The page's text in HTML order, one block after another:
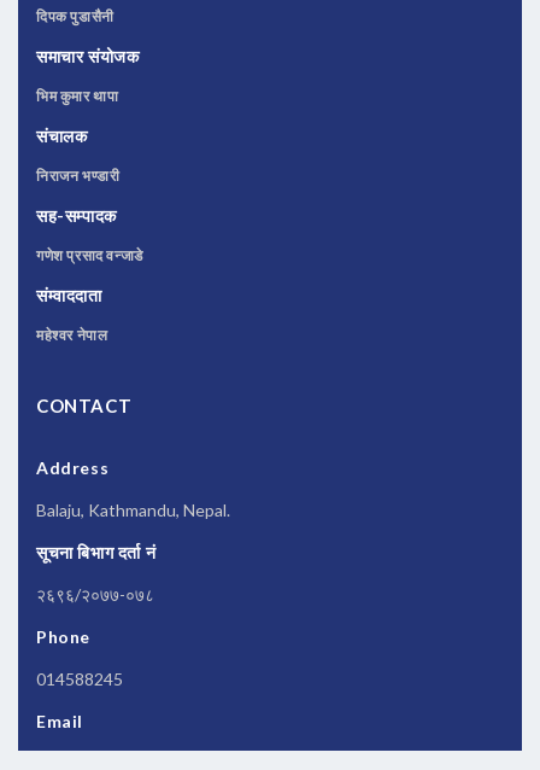
दिपक पुडासैनी
समाचार संयोजक
भिम कुमार थापा
संचालक
निराजन भण्डारी
सह-सम्पादक
गणेश प्रसाद वन्जाडे
संम्वाददाता
महेश्वर नेपाल
CONTACT
Address
Balaju, Kathmandu, Nepal.
सूचना बिभाग दर्ता नं
२६९६/२०७७-०७८
Phone
014588245
Email